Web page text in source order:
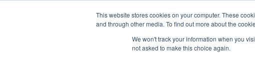
This website stores cookies on your computer. These
and through other media. To find out more about the
We won't track your information when you
not asked to make this choice again.
お客様事例